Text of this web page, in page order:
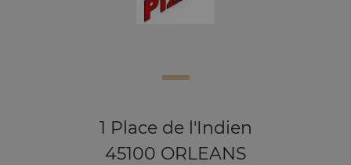
1 Place de l'Indien
45100 ORLEANS